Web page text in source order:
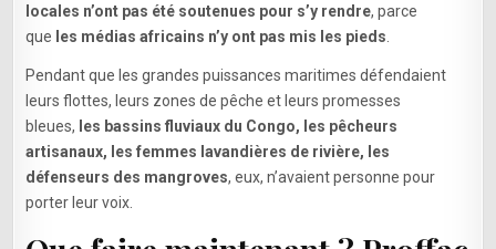
locales n’ont pas été soutenues pour s’y rendre, parce
que les médias africains n’y ont pas mis les pieds
Pendant que les grandes puissances maritimes défendaient
leurs flottes, leurs zones de pêche et leurs promesses
bleues, les bassins fluviaux du Congo, les pêcheurs
artisanaux, les femmes lavandières de rivière, les
défenseurs des mangroves, eux, n’avaient personne pour
porter leur voix.